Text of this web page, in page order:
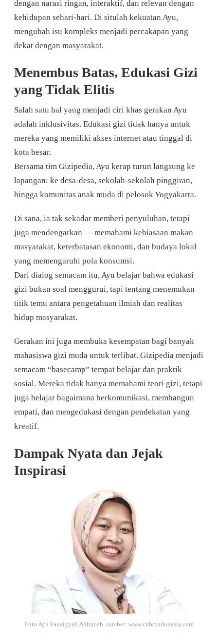
dengan narasi ringan, interaktif, dan relevan dengan
kehidupan sehari-hari. Di situlah kekuatan Ayu,
mengubah isu kompleks menjadi percakapan yang
dekat dengan masyarakat.
Menembus Batas, Edukasi Gizi
yang Tidak Elitis
Salah satu hal yang menjadi ciri khas gerakan Ayu
adalah inklusivitas. Edukasi gizi tidak hanya untuk
mereka yang memiliki akses internet atau tinggal di
kota besar.
Bersama tim Gizipedia, Ayu kerap turun langsung ke
lapangan: ke desa-desa, sekolah-sekolah pinggiran,
hingga komunitas anak muda di pelosok Yogyakarta.
Di sana, ia tak sekadar memberi penyuluhan, tetapi
juga mendengarkan — memahami kebiasaan makan
masyarakat, keterbatasan ekonomi, dan budaya lokal
yang memengaruhi pola konsumsi.
Dari dialog semacam itu, Ayu belajar bahwa edukasi
gizi bukan soal menggurui, tapi tentang menemukan
titik temu antara pengetahuan ilmiah dan realitas
hidup masyarakat.
Gerakan ini juga membuka kesempatan bagi banyak
mahasiswa gizi muda untuk terlibat. Gizipedia menjadi
semacam “basecamp” tempat belajar dan praktik
sosial. Mereka tidak hanya memahami teori gizi, tetapi
juga belajar bagaimana berkomunikasi, membangun
empati, dan mengedukasi dengan pendekatan yang
kreatif.
Dampak Nyata dan Jejak
Inspirasi
Foto Ayu Fauziyyah Adhimah, sumber: www.cnbcindonesia.com